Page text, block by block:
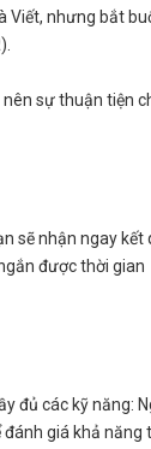
Viết, nhưng bắt
sự thuận tiện
sẽ nhận ngay kết
được thời gian
đủ các kỹ năng:
đánh giá khả năng